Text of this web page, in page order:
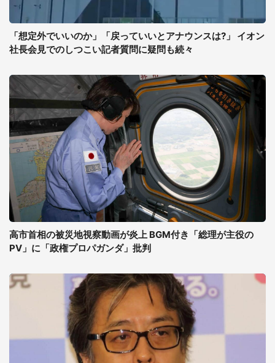
「想定外でいいのか」「戻っていいとアナウンスは?」 イオン
社長会見でのしつこい記者質問に疑問も続々
高市首相の被災地視察動画が炎上 BGM付き「総理が主役の
PV」に「政権プロパガンダ」批判